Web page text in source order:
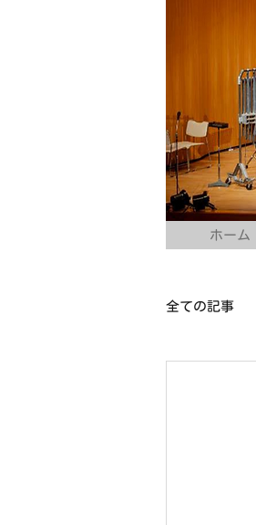
ホーム
全ての記事